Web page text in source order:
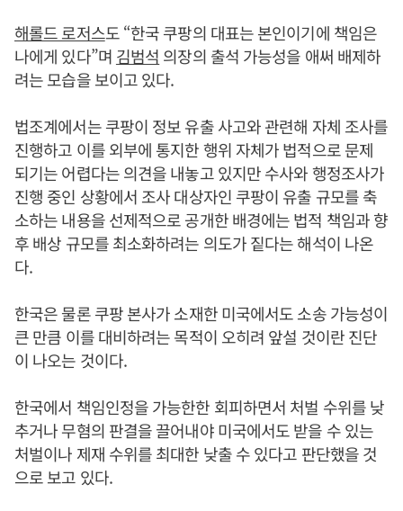
해롤드 로저스도 “한국 쿠팡의 대표는 본인이기에 책임은
나에게 있다”며 김범석 의장의 출석 가능성을 애써 배제하
려는 모습을 보이고 있다.
법조계에서는 쿠팡이 정보 유출 사고와 관련해 자체 조사를
진행하고 이를 외부에 통지한 행위 자체가 법적으로 문제
되기는 어렵다는 의견을 내놓고 있지만 수사와 행정조사가
진행 중인 상황에서 조사 대상자인 쿠팡이 유출 규모를 축
소하는 내용을 선제적으로 공개한 배경에는 법적 책임과 향
후 배상 규모를 최소화하려는 의도가 짙다는 해석이 나온
다.
한국은 물론 쿠팡 본사가 소재한 미국에서도 소송 가능성이
큰 만큼 이를 대비하려는 목적이 오히려 앞설 것이란 진단
이 나오는 것이다.
한국에서 책임인정을 가능한한 회피하면서 처벌 수위를 낮
추거나 무혐의 판결을 끌어내야 미국에서도 받을 수 있는
처벌이나 제재 수위를 최대한 낮출 수 있다고 판단했을 것
으로 보고 있다.